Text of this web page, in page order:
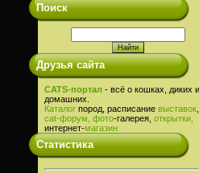
Поиск
Друзья сайта
CATS-портал - всё о кошках, диких и
домашних.
Каталог пород, расписание выставок
cat-форум, фото-галерея, открытки,
интернет-магазин
Статистика